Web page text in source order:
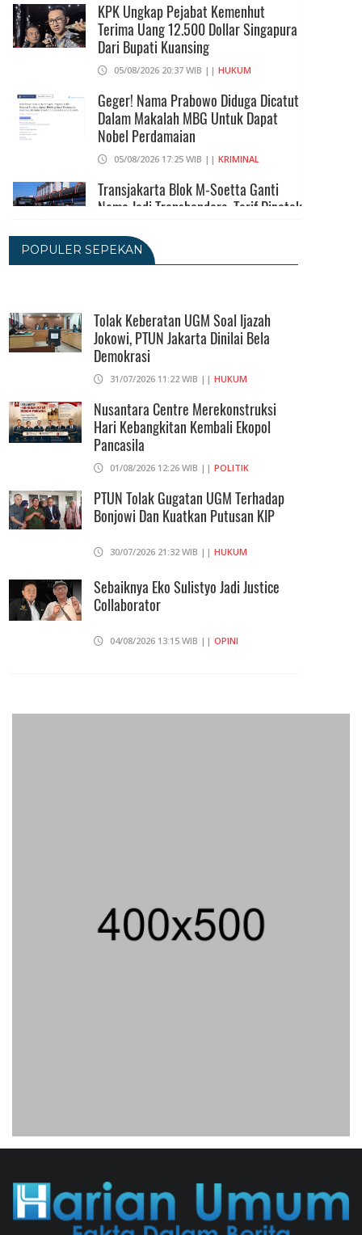
KPK Ungkap Pejabat Kemenhut
Terima Uang 12.500 Dollar Singapura
Dari Bupati Kuansing
05/08/2026 20:37 WIB || HUKUM
Geger! Nama Prabowo Diduga Dicatut
Dalam Makalah MBG Untuk Dapat
Nobel Perdamaian
05/08/2026 17:25 WIB || KRIMINAL
Transjakarta Blok M-Soetta Ganti
Nama Jadi Transbandara, Tarif Dipatok
05/08/2026 15:05 WIB ||
7,22 Juta Orang
05/08/2026 13:45 WIB ||TENAGA KERJA
Kuartal II-2026, Ekonomi RI Tumbuh
5,29 Persen, Sektor Pertambangan
Alami Kontraksi
05/08/2026 13:16 WIB ||MAKRO/MIKRO
POPULER SEPEKAN
Tolak Keberatan UGM Soal Ijazah
Jokowi, PTUN Jakarta Dinilai Bela
Demokrasi
31/07/2026 11:22 WIB || HUKUM
Nusantara Centre Merekonstruksi
Hari Kebangkitan Kembali Ekopol
Pancasila
01/08/2026 12:26 WIB || POLITIK
PTUN Tolak Gugatan UGM Terhadap
Bonjowi Dan Kuatkan Putusan KIP
30/07/2026 21:32 WIB || HUKUM
Sebaiknya Eko Sulistyo Jadi Justice
Collaborator
04/08/2026 13:15 WIB || OPINI
Mikro
02/08/2026 14:42 WIB || KESEHATAN
Jika Banding Juga Ditolak, UGM Wajib
Kuota Haji Ke Pengadilan Tipikor